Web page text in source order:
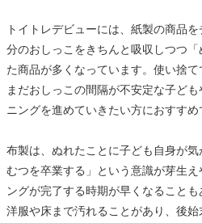
トイトレデビューには、紙製の商品
分のおしっこをきちんと吸収しつつ
た商品が多くなっています。使い捨て
まだおしっこの間隔が不安定な子ど
ニングを進めていきたい方におすすめ
布製は、ぬれたことに子ども自身が
むつを卒業する」という意識が芽生
ングが完了する時期が早くなること
洋服や床まで汚れることがあり、後